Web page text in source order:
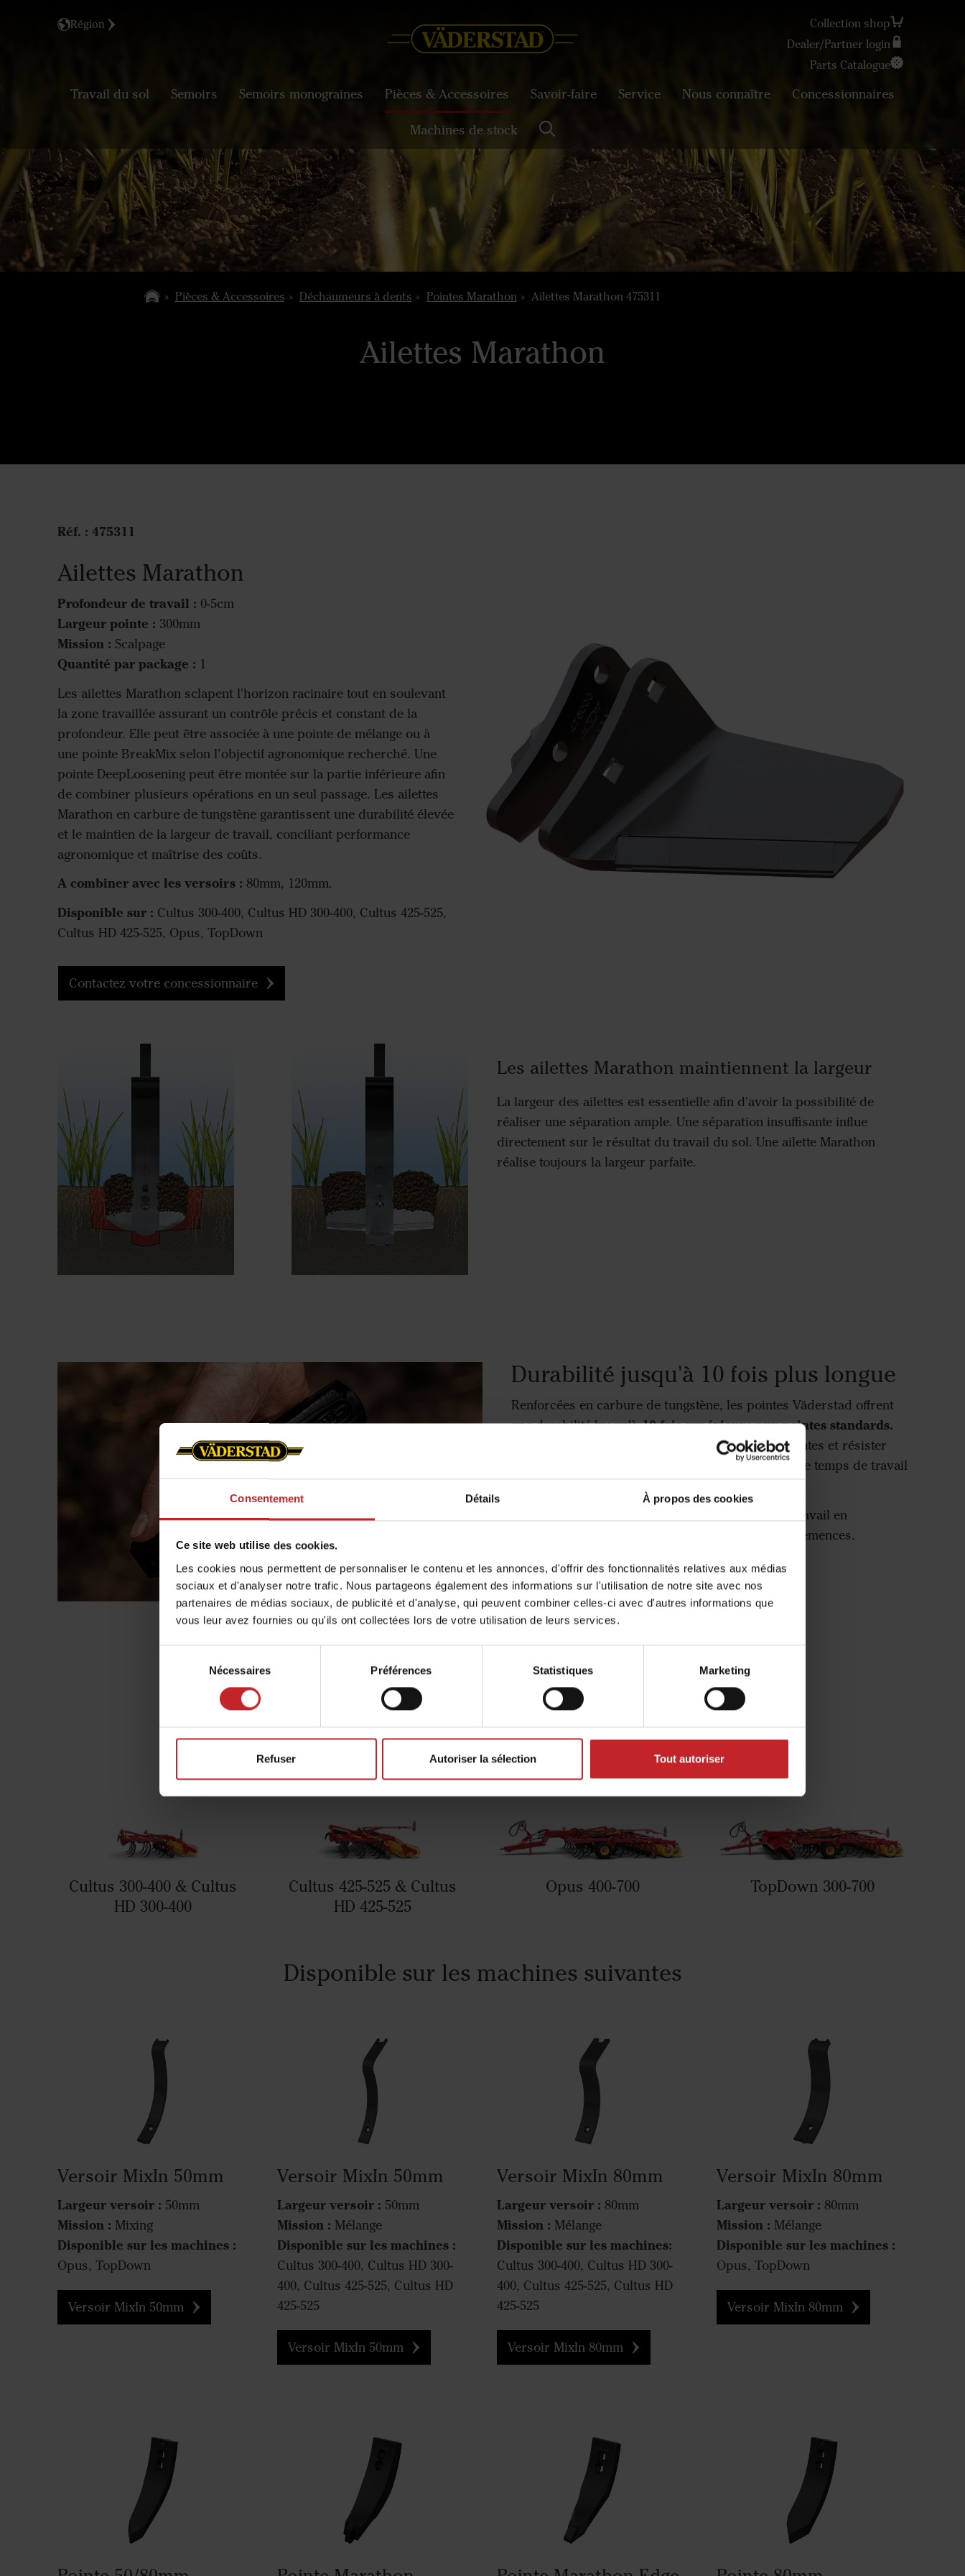
Consentement Détails À propos des cookies
Ce site web utilise des cookies.
Les cookies nous permettent de personnaliser le contenu et les annonces, d'offrir des fonctionnalités relatives aux médias
sociaux et d'analyser notre trafic. Nous partageons également des informations sur l'utilisation de notre site avec nos
partenaires de médias sociaux, de publicité et d'analyse, qui peuvent combiner celles-ci avec d'autres informations que
vous leur avez fournies ou qu'ils ont collectées lors de votre utilisation de leurs services.
consentement
Nécessaires Préférences Statistiques Marketing
Refuser Autoriser la sélection Tout autoriser
Région
Collection shop
Dealer/Partner login
Parts Catalogue
Travail du sol Semoirs Semoirs monograines Pièces & Accessoires Savoir-faire Service Nous connaître Concessionnaires
Machines de stock
Pièces & Accessoires Déchaumeurs à dents Pointes Marathon Ailettes Marathon 475311
Ailettes Marathon
Réf. : 475311
Ailettes Marathon
Profondeur de travail : 0-5cm
Largeur pointe : 300mm
Mission : Scalpage
Quantité par package : 1
Les ailettes Marathon sclapent l'horizon racinaire tout en soulevant
la zone travaillée assurant un contrôle précis et constant de la
profondeur. Elle peut être associée à une pointe de mélange ou à
une pointe BreakMix selon l’objectif agronomique recherché. Une
pointe DeepLoosening peut être montée sur la partie inférieure afin
de combiner plusieurs opérations en un seul passage. Les ailettes
Marathon en carbure de tungstène garantissent une durabilité élevée
et le maintien de la largeur de travail, conciliant performance
agronomique et maîtrise des coûts.
A combiner avec les versoirs : 80mm, 120mm.
Disponible sur : Cultus 300-400, Cultus HD 300-400, Cultus 425-525,
Cultus HD 425-525, Opus, TopDown
Contactez votre concessionnaire
Les ailettes Marathon maintiennent la largeur
La largeur des ailettes est essentielle afin d'avoir la possibilité de
réaliser une séparation ample. Une séparation insuffisante influe
directement sur le résultat du travail du sol. Une ailette Marathon
réalise toujours la largeur parfaite.
Durabilité jusqu'à 10 fois plus longue
Renforcées en carbure de tungstène, les pointes Väderstad offrent
une durabilitéjusqu'à 10 fois supérieure aux pointes standards.
Conçues pour maintenir des performances constantes et résister
aux pierres, elles réduisent l'usure et maximisent le temps de travail
Elles garantissent une efficacité optimale pour le travail en
profondeur comme pour la préparation du lit de semences.
+ d'infos sur les pointes Marathon
Disponibles sur les machines suivantes
Cultus 300-400 & Cultus
HD 300-400
Cultus 425-525 & Cultus
HD 425-525
Opus 400-700 TopDown 300-700
Disponible sur les machines suivantes
Versoir MixIn 50mm
Largeur versoir : 50mm
Mission : Mixing
Disponible sur les machines :
Opus, TopDown
Versoir MixIn 50mm
Versoir MixIn 50mm
Largeur versoir : 50mm
Mission : Mélange
Disponible sur les machines :
Cultus 300-400, Cultus HD 300-
400, Cultus 425-525, Cultus HD
425-525
Versoir MixIn 50mm
Versoir MixIn 80mm
Largeur versoir : 80mm
Mission : Mélange
Disponible sur les machines:
Cultus 300-400, Cultus HD 300-
400, Cultus 425-525, Cultus HD
425-525
Versoir MixIn 80mm
Versoir MixIn 80mm
Largeur versoir : 80mm
Mission : Mélange
Disponible sur les machines :
Opus, TopDown
Versoir MixIn 80mm